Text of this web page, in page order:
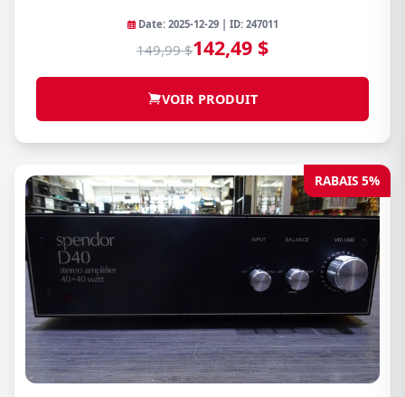
Date: 2025-12-29 | ID: 247011
149,99 $142,49 $
VOIR PRODUIT
RABAIS 5%